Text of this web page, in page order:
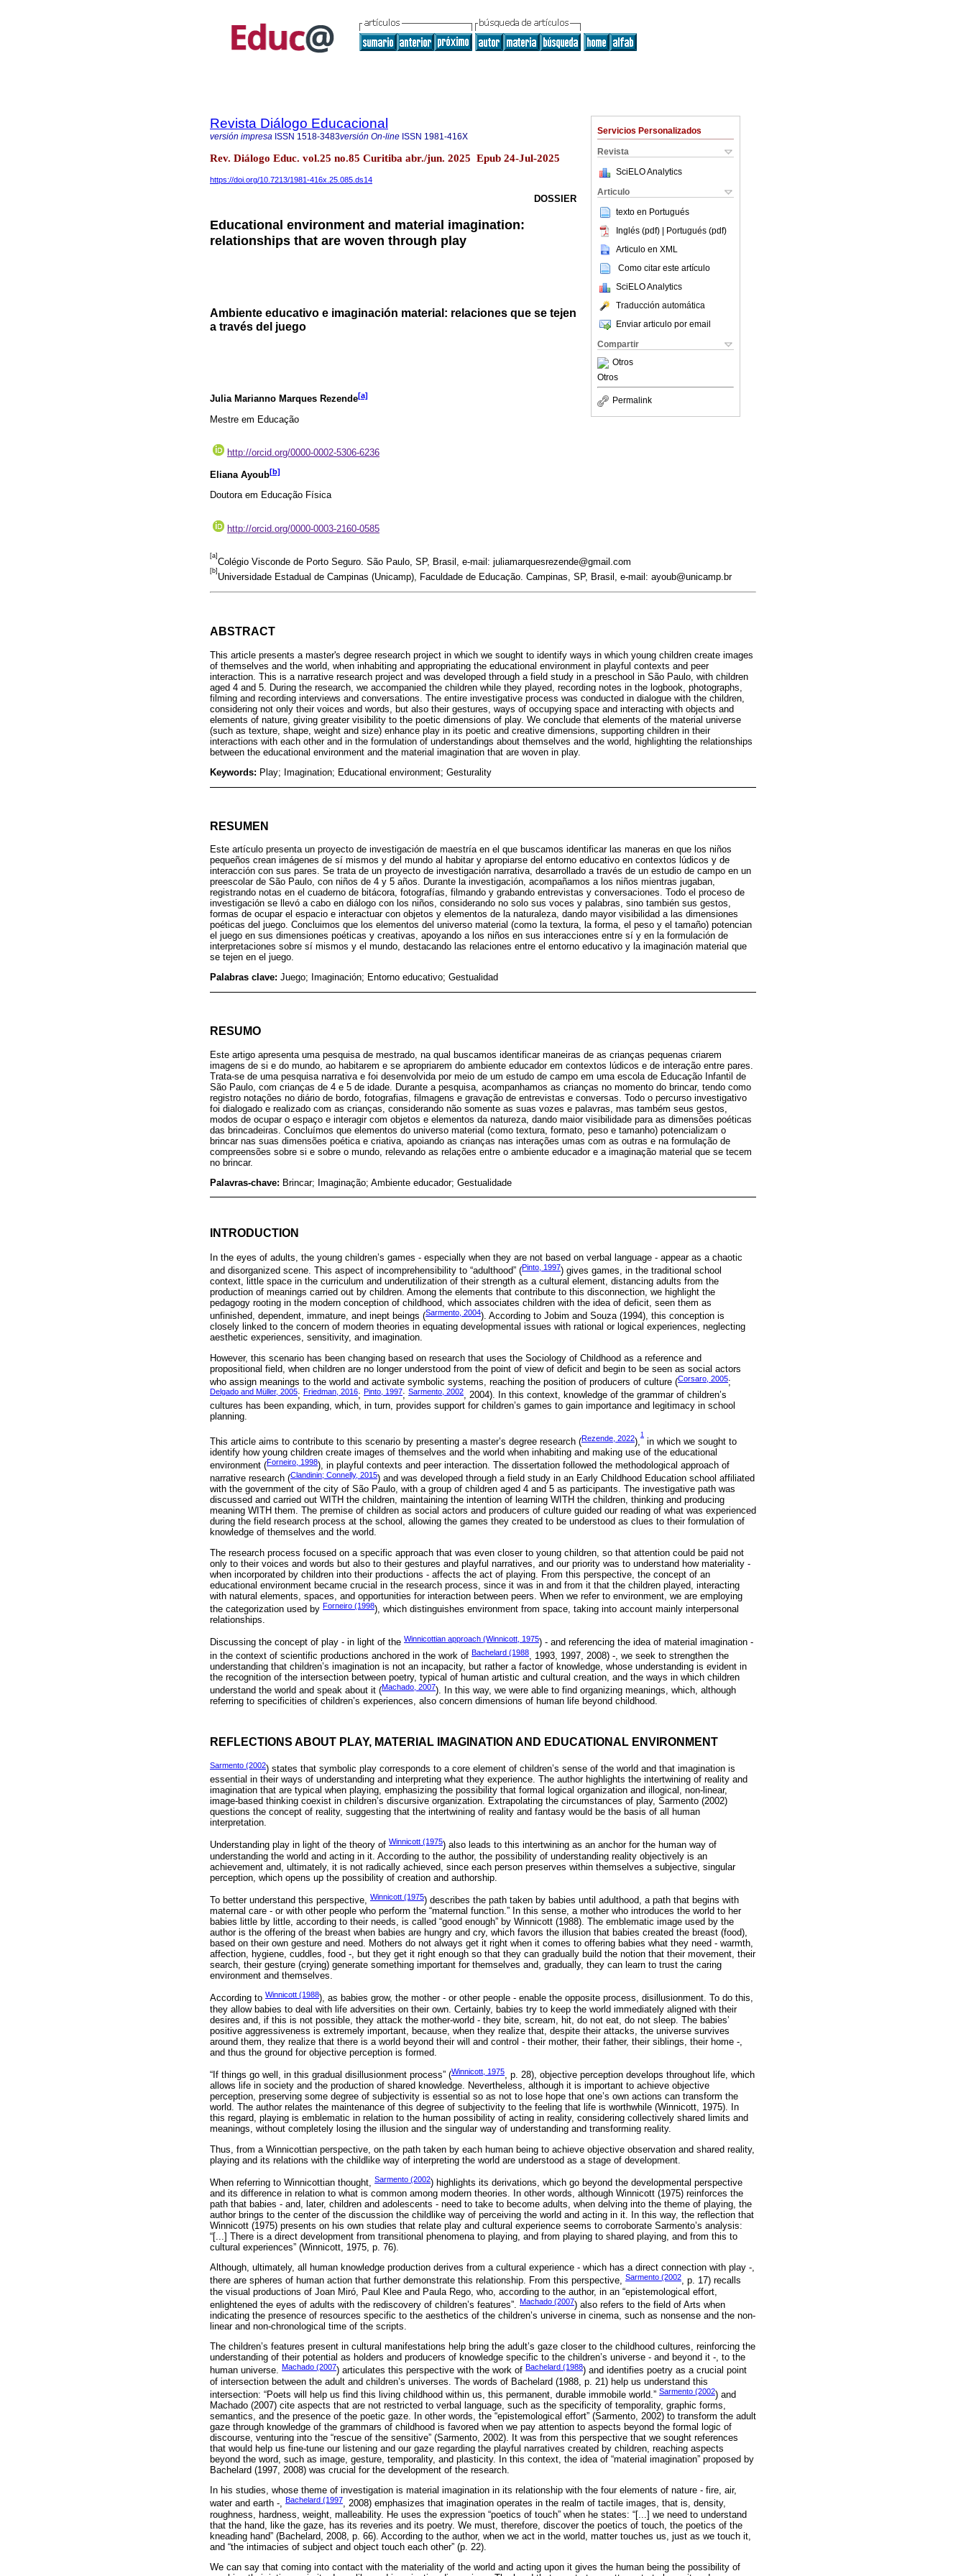
Servicios Personalizados
Revista
SciELO Analytics
Articulo
texto en Portugués
Inglés (pdf) | Portugués (pdf)
Articulo en XML
Como citar este artículo
SciELO Analytics
Traducción automática
Enviar articulo por email
Compartir
Otros
Otros
Permalink
Revista Diálogo Educacional
versión impresa ISSN 1518-3483versión On-line ISSN 1981-416X
Rev. Diálogo Educ. vol.25 no.85 Curitiba abr./jun. 2025 Epub 24-Jul-2025
https://doi.org/10.7213/1981-416x.25.085.ds14
DOSSIER
Educational environment and material imagination:
relationships that are woven through play
Ambiente educativo e imaginación material: relaciones que se tejen
a través del juego
Julia Marianno Marques Rezende[a]
Mestre em Educação
http://orcid.org/0000-0002-5306-6236
Eliana Ayoub[b]
Doutora em Educação Física
http://orcid.org/0000-0003-2160-0585
[a]
Colégio Visconde de Porto Seguro. São Paulo, SP, Brasil, e-mail: juliamarquesrezende@gmail.com
[b]
Universidade Estadual de Campinas (Unicamp), Faculdade de Educação. Campinas, SP, Brasil, e-mail: ayoub@unicamp.br
ABSTRACT
This article presents a master's degree research project in which we sought to identify ways in which young children create images
of themselves and the world, when inhabiting and appropriating the educational environment in playful contexts and peer
interaction. This is a narrative research project and was developed through a field study in a preschool in São Paulo, with children
aged 4 and 5. During the research, we accompanied the children while they played, recording notes in the logbook, photographs,
filming and recording interviews and conversations. The entire investigative process was conducted in dialogue with the children,
considering not only their voices and words, but also their gestures, ways of occupying space and interacting with objects and
elements of nature, giving greater visibility to the poetic dimensions of play. We conclude that elements of the material universe
(such as texture, shape, weight and size) enhance play in its poetic and creative dimensions, supporting children in their
interactions with each other and in the formulation of understandings about themselves and the world, highlighting the relationships
between the educational environment and the material imagination that are woven in play.
Keywords: Play; Imagination; Educational environment; Gesturality
RESUMEN
Este artículo presenta un proyecto de investigación de maestría en el que buscamos identificar las maneras en que los niños
pequeños crean imágenes de sí mismos y del mundo al habitar y apropiarse del entorno educativo en contextos lúdicos y de
interacción con sus pares. Se trata de un proyecto de investigación narrativa, desarrollado a través de un estudio de campo en un
preescolar de São Paulo, con niños de 4 y 5 años. Durante la investigación, acompañamos a los niños mientras jugaban,
registrando notas en el cuaderno de bitácora, fotografías, filmando y grabando entrevistas y conversaciones. Todo el proceso de
investigación se llevó a cabo en diálogo con los niños, considerando no solo sus voces y palabras, sino también sus gestos,
formas de ocupar el espacio e interactuar con objetos y elementos de la naturaleza, dando mayor visibilidad a las dimensiones
poéticas del juego. Concluimos que los elementos del universo material (como la textura, la forma, el peso y el tamaño) potencian
el juego en sus dimensiones poéticas y creativas, apoyando a los niños en sus interacciones entre sí y en la formulación de
interpretaciones sobre sí mismos y el mundo, destacando las relaciones entre el entorno educativo y la imaginación material que
se tejen en el juego.
Palabras clave: Juego; Imaginación; Entorno educativo; Gestualidad
RESUMO
Este artigo apresenta uma pesquisa de mestrado, na qual buscamos identificar maneiras de as crianças pequenas criarem
imagens de si e do mundo, ao habitarem e se apropriarem do ambiente educador em contextos lúdicos e de interação entre pares.
Trata-se de uma pesquisa narrativa e foi desenvolvida por meio de um estudo de campo em uma escola de Educação Infantil de
São Paulo, com crianças de 4 e 5 de idade. Durante a pesquisa, acompanhamos as crianças no momento do brincar, tendo como
registro notações no diário de bordo, fotografias, filmagens e gravação de entrevistas e conversas. Todo o percurso investigativo
foi dialogado e realizado com as crianças, considerando não somente as suas vozes e palavras, mas também seus gestos,
modos de ocupar o espaço e interagir com objetos e elementos da natureza, dando maior visibilidade para as dimensões poéticas
das brincadeiras. Concluímos que elementos do universo material (como textura, formato, peso e tamanho) potencializam o
brincar nas suas dimensões poética e criativa, apoiando as crianças nas interações umas com as outras e na formulação de
compreensões sobre si e sobre o mundo, relevando as relações entre o ambiente educador e a imaginação material que se tecem
no brincar.
Palavras-chave: Brincar; Imaginação; Ambiente educador; Gestualidade
INTRODUCTION
In the eyes of adults, the young children’s games - especially when they are not based on verbal language - appear as a chaotic
and disorganized scene. This aspect of incomprehensibility to “adulthood” (Pinto, 1997) gives games, in the traditional school
context, little space in the curriculum and underutilization of their strength as a cultural element, distancing adults from the
production of meanings carried out by children. Among the elements that contribute to this disconnection, we highlight the
pedagogy rooting in the modern conception of childhood, which associates children with the idea of deficit, seen them as
unfinished, dependent, immature, and inept beings (Sarmento, 2004). According to Jobim and Souza (1994), this conception is
closely linked to the concern of modern theories in equating developmental issues with rational or logical experiences, neglecting
aesthetic experiences, sensitivity, and imagination.
However, this scenario has been changing based on research that uses the Sociology of Childhood as a reference and
propositional field, when children are no longer understood from the point of view of deficit and begin to be seen as social actors
who assign meanings to the world and activate symbolic systems, reaching the position of producers of culture (Corsaro, 2005;
Delgado and Müller, 2005; Friedman, 2016; Pinto, 1997; Sarmento, 2002, 2004). In this context, knowledge of the grammar of children’s
cultures has been expanding, which, in turn, provides support for children’s games to gain importance and legitimacy in school
planning.
This article aims to contribute to this scenario by presenting a master’s degree research (Rezende, 2022),
1
in which we sought to
identify how young children create images of themselves and the world when inhabiting and making use of the educational
environment (Forneiro, 1998), in playful contexts and peer interaction. The dissertation followed the methodological approach of
narrative research (Clandinin; Connelly, 2015) and was developed through a field study in an Early Childhood Education school affiliated
with the government of the city of São Paulo, with a group of children aged 4 and 5 as participants. The investigative path was
discussed and carried out WITH the children, maintaining the intention of learning WITH the children, thinking and producing
meaning WITH them. The premise of children as social actors and producers of culture guided our reading of what was experienced
during the field research process at the school, allowing the games they created to be understood as clues to their formulation of
knowledge of themselves and the world.
The research process focused on a specific approach that was even closer to young children, so that attention could be paid not
only to their voices and words but also to their gestures and playful narratives, and our priority was to understand how materiality -
when incorporated by children into their productions - affects the act of playing. From this perspective, the concept of an
educational environment became crucial in the research process, since it was in and from it that the children played, interacting
with natural elements, spaces, and opportunities for interaction between peers. When we refer to environment, we are employing
the categorization used by Forneiro (1998), which distinguishes environment from space, taking into account mainly interpersonal
relationships.
Discussing the concept of play - in light of the Winnicottian approach (Winnicott, 1975) - and referencing the idea of material imagination -
in the context of scientific productions anchored in the work of Bachelard (1988
, 1993, 1997, 2008) -, we seek to strengthen the
understanding that children’s imagination is not an incapacity, but rather a factor of knowledge, whose understanding is evident in
the recognition of the intersection between poetry, typical of human artistic and cultural creation, and the ways in which children
understand the world and speak about it (Machado, 2007). In this way, we were able to find organizing meanings, which, although
referring to specificities of children’s experiences, also concern dimensions of human life beyond childhood.
REFLECTIONS ABOUT PLAY, MATERIAL IMAGINATION AND EDUCATIONAL ENVIRONMENT
Sarmento (2002) states that symbolic play corresponds to a core element of children’s sense of the world and that imagination is
essential in their ways of understanding and interpreting what they experience. The author highlights the intertwining of reality and
imagination that are typical when playing, emphasizing the possibility that formal logical organization and illogical, non-linear,
image-based thinking coexist in children’s discursive organization. Extrapolating the circumstances of play, Sarmento (2002)
questions the concept of reality, suggesting that the intertwining of reality and fantasy would be the basis of all human
interpretation.
Understanding play in light of the theory of Winnicott (1975) also leads to this intertwining as an anchor for the human way of
understanding the world and acting in it. According to the author, the possibility of understanding reality objectively is an
achievement and, ultimately, it is not radically achieved, since each person preserves within themselves a subjective, singular
perception, which opens up the possibility of creation and authorship.
To better understand this perspective, Winnicott (1975) describes the path taken by babies until adulthood, a path that begins with
maternal care - or with other people who perform the “maternal function.” In this sense, a mother who introduces the world to her
babies little by little, according to their needs, is called “good enough” by Winnicott (1988). The emblematic image used by the
author is the offering of the breast when babies are hungry and cry, which favors the illusion that babies created the breast (food),
based on their own gesture and need. Mothers do not always get it right when it comes to offering babies what they need - warmth,
affection, hygiene, cuddles, food -, but they get it right enough so that they can gradually build the notion that their movement, their
search, their gesture (crying) generate something important for themselves and, gradually, they can learn to trust the caring
environment and themselves.
According to Winnicott (1988), as babies grow, the mother - or other people - enable the opposite process, disillusionment. To do this,
they allow babies to deal with life adversities on their own. Certainly, babies try to keep the world immediately aligned with their
desires and, if this is not possible, they attack the mother-world - they bite, scream, hit, do not eat, do not sleep. The babies’
positive aggressiveness is extremely important, because, when they realize that, despite their attacks, the universe survives
around them, they realize that there is a world beyond their will and control - their mother, their father, their siblings, their home -,
and thus the ground for objective perception is formed.
“If things go well, in this gradual disillusionment process” (Winnicott, 1975, p. 28), objective perception develops throughout life, which
allows life in society and the production of shared knowledge. Nevertheless, although it is important to achieve objective
perception, preserving some degree of subjectivity is essential so as not to lose hope that one’s own actions can transform the
world. The author relates the maintenance of this degree of subjectivity to the feeling that life is worthwhile (Winnicott, 1975). In
this regard, playing is emblematic in relation to the human possibility of acting in reality, considering collectively shared limits and
meanings, without completely losing the illusion and the singular way of understanding and transforming reality.
Thus, from a Winnicottian perspective, on the path taken by each human being to achieve objective observation and shared reality,
playing and its relations with the childlike way of interpreting the world are understood as a stage of development.
When referring to Winnicottian thought, Sarmento (2002) highlights its derivations, which go beyond the developmental perspective
and its difference in relation to what is common among modern theories. In other words, although Winnicott (1975) reinforces the
path that babies - and, later, children and adolescents - need to take to become adults, when delving into the theme of playing, the
author brings to the center of the discussion the childlike way of perceiving the world and acting in it. In this way, the reflection that
Winnicott (1975) presents on his own studies that relate play and cultural experience seems to corroborate Sarmento’s analysis:
“[...] There is a direct development from transitional phenomena to playing, and from playing to shared playing, and from this to
cultural experiences” (Winnicott, 1975, p. 76).
Although, ultimately, all human knowledge production derives from a cultural experience - which has a direct connection with play -,
there are spheres of human action that further demonstrate this relationship. From this perspective, Sarmento (2002, p. 17) recalls
the visual productions of Joan Miró, Paul Klee and Paula Rego, who, according to the author, in an “epistemological effort,
enlightened the eyes of adults with the rediscovery of children’s features”. Machado (2007) also refers to the field of Arts when
indicating the presence of resources specific to the aesthetics of the children’s universe in cinema, such as nonsense and the non-
linear and non-chronological time of the scripts.
The children’s features present in cultural manifestations help bring the adult’s gaze closer to the childhood cultures, reinforcing the
understanding of their potential as holders and producers of knowledge specific to the children’s universe - and beyond it -, to the
human universe. Machado (2007) articulates this perspective with the work of Bachelard (1988) and identifies poetry as a crucial point
of intersection between the adult and children’s universes. The words of Bachelard (1988, p. 21) help us understand this
intersection: “Poets will help us find this living childhood within us, this permanent, durable immobile world.” Sarmento (2002) and
Machado (2007) cite aspects that are not restricted to verbal language, such as the specificity of temporality, graphic forms,
semantics, and the presence of the poetic gaze. In other words, the “epistemological effort” (Sarmento, 2002) to transform the adult
gaze through knowledge of the grammars of childhood is favored when we pay attention to aspects beyond the formal logic of
discourse, venturing into the “rescue of the sensitive” (Sarmento, 2002). It was from this perspective that we sought references
that would help us fine-tune our listening and our gaze regarding the playful narratives created by children, reaching aspects
beyond the word, such as image, gesture, temporality, and plasticity. In this context, the idea of “material imagination” proposed by
Bachelard (1997, 2008) was crucial for the development of the research.
In his studies, whose theme of investigation is material imagination in its relationship with the four elements of nature - fire, air,
water and earth -, Bachelard (1997, 2008) emphasizes that imagination operates in the realm of tactile images, that is, density,
roughness, hardness, weight, malleability. He uses the expression “poetics of touch” when he states: “[...] we need to understand
that the hand, like the gaze, has its reveries and its poetry. We must, therefore, discover the poetics of touch, the poetics of the
kneading hand” (Bachelard, 2008, p. 66). According to the author, when we act in the world, matter touches us, just as we touch it,
and “the intimacies of subject and object touch each other” (p. 22).
We can say that coming into contact with the materiality of the world and acting upon it gives the human being the possibility of